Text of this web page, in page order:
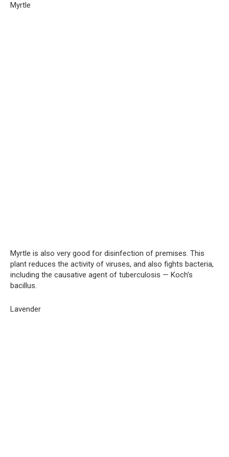
Myrtle
Myrtle is also very good for disinfection of premises. This
plant reduces the activity of viruses, and also fights bacteria,
including the causative agent of tuberculosis — Koch’s
bacillus.
Lavender